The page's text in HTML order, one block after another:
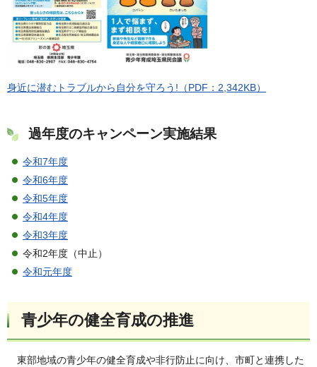
身近に潜むトラブルから自分を守ろう!（PDF：2,342KB）
過年度のキャンペーン実施結果
令和7年度
令和6年度
令和5年度
令和4年度
令和3年度
令和2年度（中止）
令和元年度
青少年の健全育成の推進
東部地域の青少年の健全育成や非行防止に向け、市町と連携した